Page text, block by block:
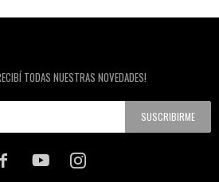
TODAS NUESTRAS NOVEDADES!
SUSCRIBIRME
  